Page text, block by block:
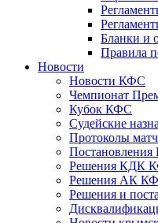
Бланки и
Правила
Новости
Новости КФС
Чемпионат
Кубок КФС
Судейские
Протоколы
Решения КДК
Решения АК
Решения и